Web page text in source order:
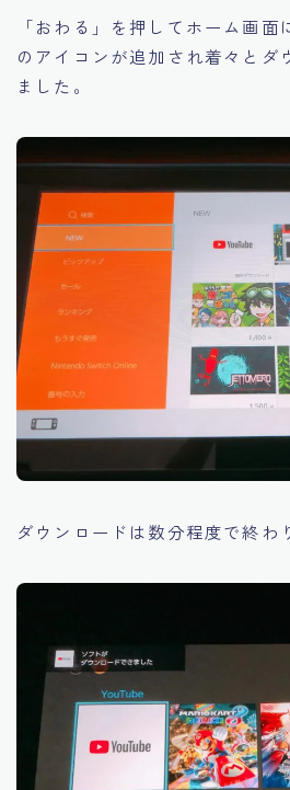
「おわる」を押してホーム画面
のアイコンが追加され着々とダ
ました。
ダウンロードは数分程度で終わ